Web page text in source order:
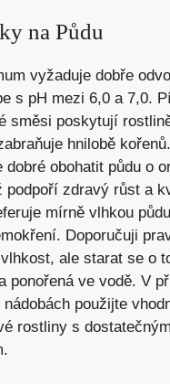
na Půdu
vyžaduje dobře
s pH mezi 6,0 a 7,0.
směsi poskytují
hnilobě
dobré obohatit půdu o
podpoří zdravý růst a
mírně vlhkou
Doporučuji
ale starat se o
ponořená ve vodě. V
použijte
rostliny s dostatečným